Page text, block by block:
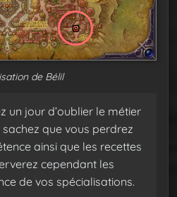
de Bélil
un jour d’oublier le métier
que vous perdrez
ainsi que les recettes
cependant les
de vos spécialisations.